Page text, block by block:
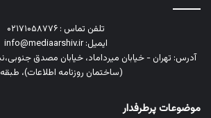
تلفن تماس : ۰۲۱۷۱۰۵۸۷۷۶
ایمیل: info@mediaarshiv.ir
(ساختمان روزنامه اطلاعات)، طبقه ۱۳
موضوعات پرطرفدار